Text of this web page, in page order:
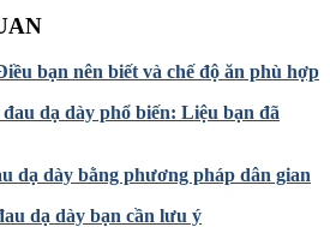
bạn nên biết và chế độ ăn phù hợp
dạ dày phổ biến: Liệu bạn đã
dạ dày bằng phương pháp dân gian
dạ dày bạn cần lưu ý